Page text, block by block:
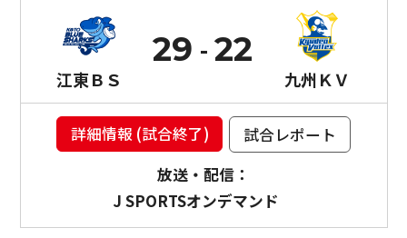
江東ＢＳ
29
九州ＫＶ
22
詳細情報 (試合終了)
試合レポート
放送・配信：
J SPORTSオンデマンド